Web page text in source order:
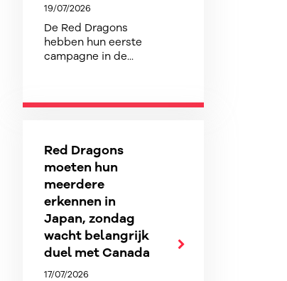
19/07/2026
De Red Dragons
hebben hun eerste
campagne in de...
Red Dragons
moeten hun
meerdere
erkennen in
Japan, zondag
wacht belangrijk
duel met Canada
17/07/2026